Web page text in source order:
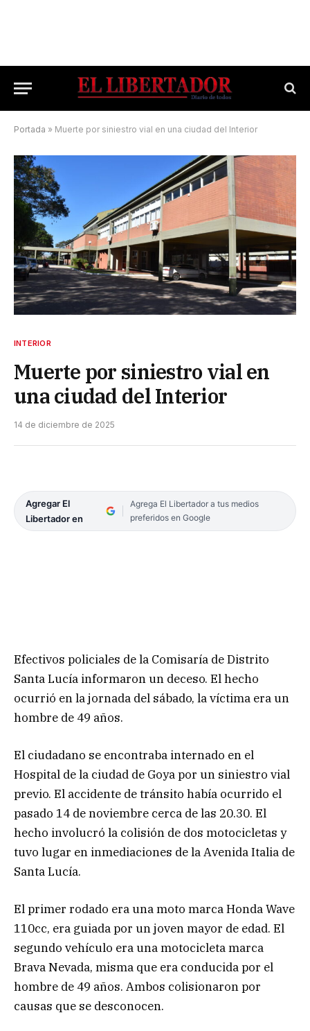
Portada » Muerte por siniestro vial en una ciudad del Interior
INTERIOR
Muerte por siniestro vial en
una ciudad del Interior
14 de diciembre de 2025
Agregar El
Libertador en
Agrega El Libertador a tus medios
preferidos en Google
Efectivos policiales de la Comisaría de Distrito
Santa Lucía informaron un deceso. El hecho
ocurrió en la jornada del sábado, la víctima era un
hombre de 49 años.
​El ciudadano se encontraba internado en el
Hospital de la ciudad de Goya por un siniestro vial
previo. El accidente de tránsito había ocurrido el
pasado 14 de noviembre cerca de las 20.30. El
hecho involucró la colisión de dos motocicletas y
tuvo lugar en inmediaciones de la Avenida Italia de
Santa Lucía.
​El primer rodado era una moto marca Honda Wave
110cc, era guiada por un joven mayor de edad. El
segundo vehículo era una motocicleta marca
Brava Nevada, misma que era conducida por el
hombre de 49 años. Ambos colisionaron por
causas que se desconocen.